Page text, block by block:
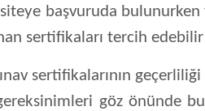
başvuruda bulunurken
sertifikaları tercih
sertifikalarının
göz önünde